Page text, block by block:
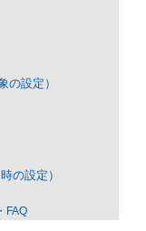
の設定）
の設定）
FAQ